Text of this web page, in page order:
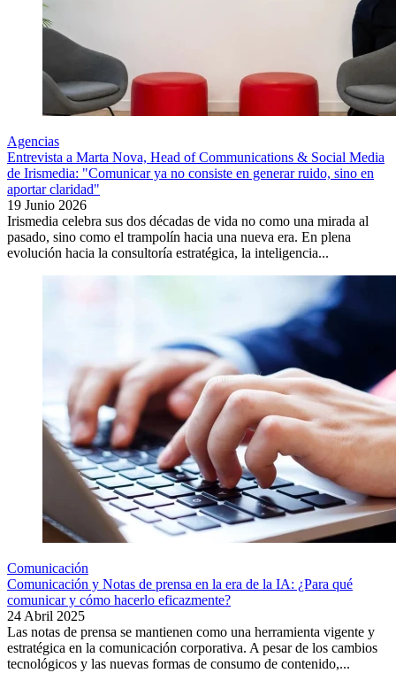
Agencias
Entrevista a Marta Nova, Head of Communications & Social Media
de Irismedia: "Comunicar ya no consiste en generar ruido, sino en
aportar claridad"
19 Junio 2026
Irismedia celebra sus dos décadas de vida no como una mirada al
pasado, sino como el trampolín hacia una nueva era. En plena
evolución hacia la consultoría estratégica, la inteligencia...
Comunicación
Comunicación y Notas de prensa en la era de la IA: ¿Para qué
comunicar y cómo hacerlo eficazmente?
24 Abril 2025
Las notas de prensa se mantienen como una herramienta vigente y
estratégica en la comunicación corporativa. A pesar de los cambios
tecnológicos y las nuevas formas de consumo de contenido,...